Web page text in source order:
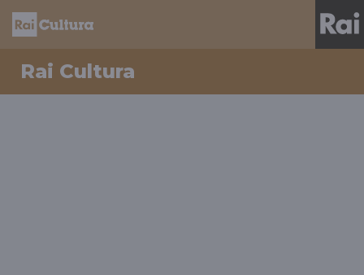
Rai Cultura